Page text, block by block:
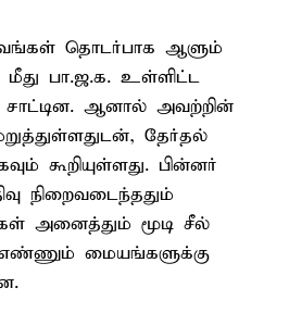
தொடர்பாக ஆளும்
மீது பா.ஜ.க. உள்ளிட்ட
சாட்டின. ஆனால் அவற்றின்
தேர்தல்
கூறியுள்ளது. பின்னர்
நிறைவடைந்ததும்
அனைத்தும் மூடி சீல்
எண்ணும் மையங்களுக்கு